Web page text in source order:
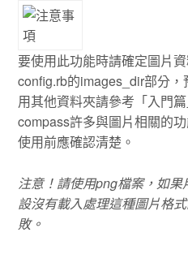
要使用此功能時請確定圖片
config.rb的images_dir部分
用其他資料夾請參考「入門
compass許多與圖片相關的
使用前應確認清楚。
注意！請使用png檔案，如
設沒有載入處理這種圖片格
敗。